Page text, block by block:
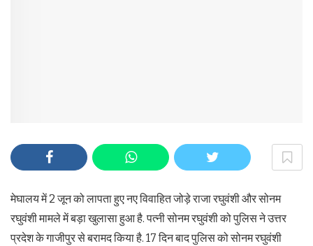
मेघालय में 2 जून को लापता हुए नए विवाहित जोड़े राजा रघुवंशी और सोनम
रघुवंशी मामले में बड़ा खुलासा हुआ है. पत्नी सोनम रघुवंशी को पुलिस ने उत्तर
प्रदेश के गाजीपुर से बरामद किया है. 17 दिन बाद पुलिस को सोनम रघुवंशी